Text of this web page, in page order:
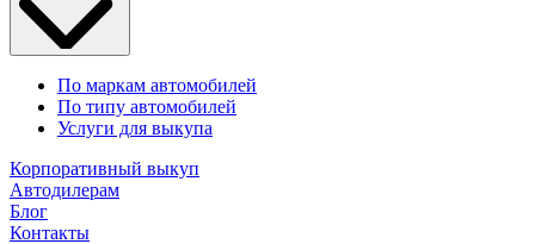
По маркам автомобилей
По типу автомобилей
Услуги для выкупа
Корпоративный выкуп
Автодилерам
Блог
Контакты